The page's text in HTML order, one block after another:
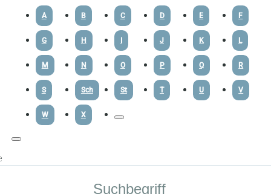
A B C D E F
G H I J K L
M N O P Q R
S Sch St T U V
W X